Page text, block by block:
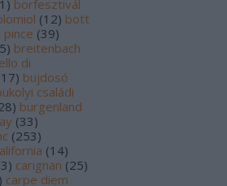
) borfesztivál
(12) bott
(39)
) breitenbach
di
17) bujdosó
családi
) burgenland
(33)
(253)
(14)
) carignan (25)
) carpe diem